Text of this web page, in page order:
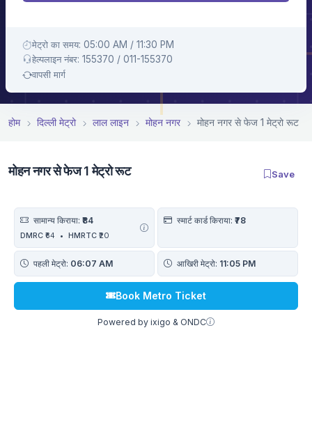
मेट्रो का समय: 05:00 AM / 11:30 PM
हेल्पलाइन नंबर: 155370 / 011-155370
वापसी मार्ग
होम दिल्ली मेट्रो लाल लाइन मोहन नगर मोहन नगर से फेज 1 मेट्रो रूट
मोहन नगर से फेज 1 मेट्रो रूट Save
सामान्य किराया: ₹84
DMRC ₹64 • HMRTC ₹20
स्मार्ट कार्ड किराया: ₹78
पहली मेट्रो: 06:07 AM आखिरी मेट्रो: 11:05 PM
Book Metro Ticket
Powered by ixigo & ONDC